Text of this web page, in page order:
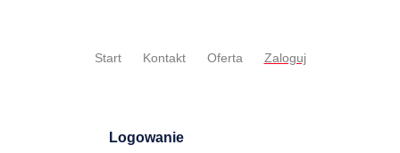
Start Kontakt Oferta Zaloguj
Logowanie